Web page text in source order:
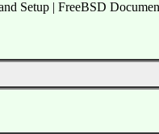
Setup | FreeBSD